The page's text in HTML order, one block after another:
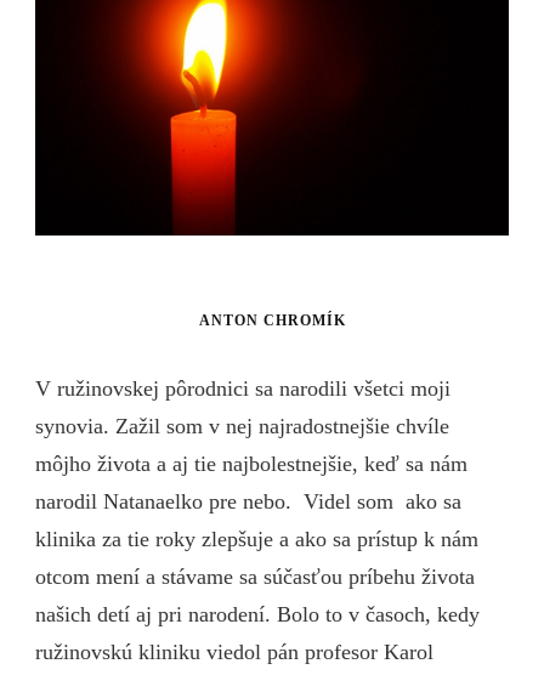
ANTON CHROMÍK
V ružinovskej pôrodnici sa narodili všetci moji
synovia. Zažil som v nej najradostnejšie chvíle
môjho života a aj tie najbolestnejšie, keď sa nám
narodil Natanaelko pre nebo. Videl som ako sa
klinika za tie roky zlepšuje a ako sa prístup k nám
otcom mení a stávame sa súčasťou príbehu života
našich detí aj pri narodení. Bolo to v časoch, kedy
ružinovskú kliniku viedol pán profesor Karol